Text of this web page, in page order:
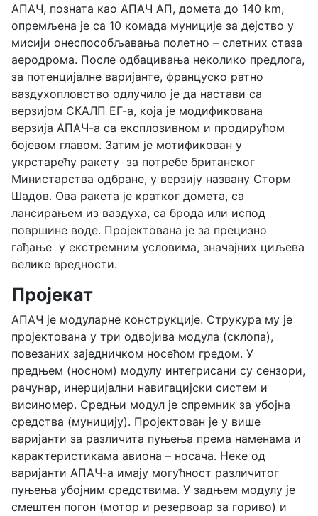
АПАЧ, позната као АПАЧ АП, домета до 140 km,
опремљена је са 10 комада муниције за дејство у
мисији онеспособљавања полетно – слетних стаза
аеродрома. После одбацивања неколико предлога,
за потенцијалне варијанте, француско ратно
ваздухопловство одлучило је да настави са
верзијом СКАЛП ЕГ-а, која је модификована
верзија АПАЧ-а са експлозивном и продирућом
бојевом главом. Затим је мотификован у
укрстарећу ракету за потребе британског
Министарства одбране, у верзију названу Сторм
Шадов. Ова ракета је кратког домета, са
лансирањем из ваздуха, са брода или испод
површине воде. Пројектована је за прецизно
гађање у екстремним условима, значајних циљева
велике вредности.
Пројекат
АПАЧ је модуларне конструкције. Струкура му је
пројектована у три одвојива модула (склопа),
повезаних заједничком носећом гредом. У
предњем (носном) модулу интегрисани су сензори,
рачунар, инерцијални навигацијски систем и
висиномер. Средњи модул је спремник за убојна
средства (муницију). Пројектован је у више
варијанти за различита пуњења према наменама и
карактеристикама авиона – носача. Неке од
варијанти АПАЧ-а имају могућност различитог
пуњења убојним средствима. У задњем модулу је
смештен погон (мотор и резервоар за гориво) и